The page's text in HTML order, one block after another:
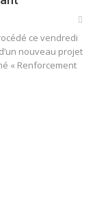
ce vendredi
nouveau projet
« Renforcement